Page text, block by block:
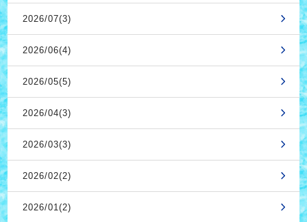
2026/07(3)
2026/06(4)
2026/05(5)
2026/04(3)
2026/03(3)
2026/02(2)
2026/01(2)